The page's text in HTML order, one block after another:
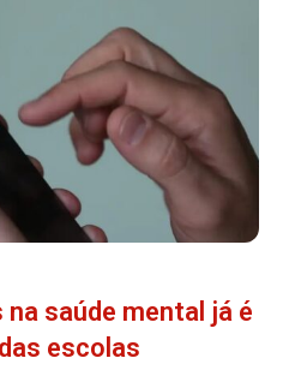
saúde mental já é
escolas